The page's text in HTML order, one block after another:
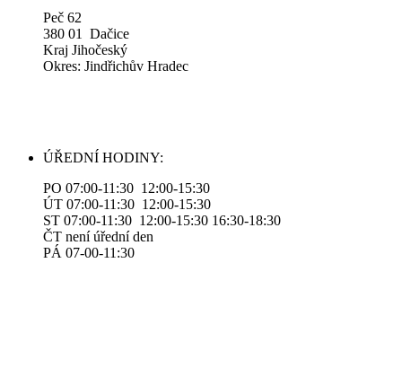
Peč 62
380 01 Dačice
Kraj Jihočeský
Okres: Jindřichův Hradec
ÚŘEDNÍ HODINY:
PO 07:00-11:30 12:00-15:30
ÚT 07:00-11:30 12:00-15:30
ST 07:00-11:30 12:00-15:30 16:30-18:30
ČT není úřední den
PÁ 07-00-11:30